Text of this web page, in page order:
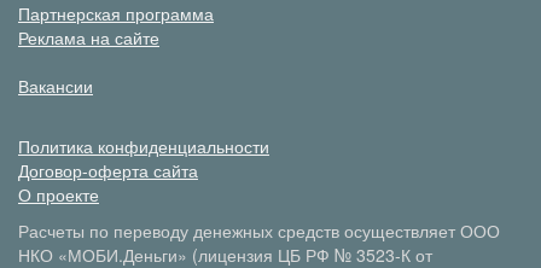
Партнерская программа
Реклама на сайте
Вакансии
Политика конфиденциальности
Договор-оферта сайта
О проекте
Расчеты по переводу денежных средств осуществляет ООО
НКО «МОБИ.Деньги» (лицензия ЦБ РФ № 3523-К от